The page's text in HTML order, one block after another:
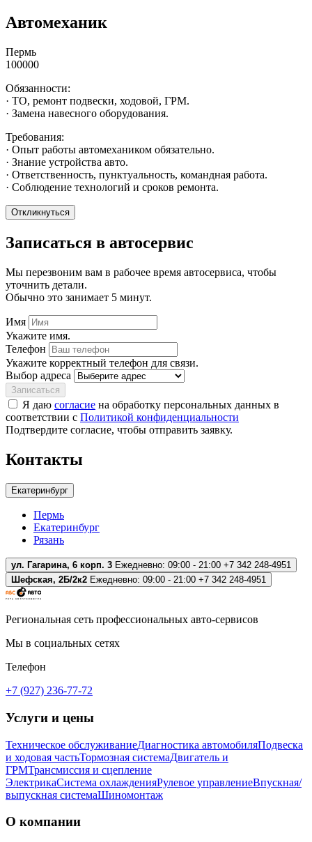
Автомеханик
Пермь
100000
Обязанности:
· ТО, ремонт подвески, ходовой, ГРМ.
· Замена навесного оборудования.
Требования:
· Опыт работы автомехаником обязательно.
· Знание устройства авто.
· Ответственность, пунктуальность, командная работа.
· Соблюдение технологий и сроков ремонта.
Откликнуться
Записаться в автосервис
Мы перезвоним вам в рабочее время автосервиса, чтобы
уточнить детали.
Обычно это занимает 5 минут.
Имя
Укажите имя.
Телефон
Укажите корректный телефон для связи.
Выбор адреса
Записаться
Я даю согласие на обработку персональных данных в
соответствии с Политикой конфиденциальности
Подтвердите согласие, чтобы отправить заявку.
Контакты
Екатеринбург
Пермь
Екатеринбург
Рязань
ул. Гагарина, 6 корп. 3 Ежедневно: 09:00 - 21:00 +7 342 248-4951
Шефская, 2Б/2к2 Ежедневно: 09:00 - 21:00 +7 342 248-4951
Региональная сеть профессиональных авто-сервисов
Мы в социальных сетях
Телефон
+7 (927) 236-77-72
Услуги и цены
Техническое обслуживаниеДиагностика автомобиляПодвеска
и ходовая частьТормозная системаДвигатель и
ГРМТрансмиссия и сцепление
ЭлектрикаСистема охлажденияРулевое управлениеВпускная/
выпускная системаШиномонтаж
О компании